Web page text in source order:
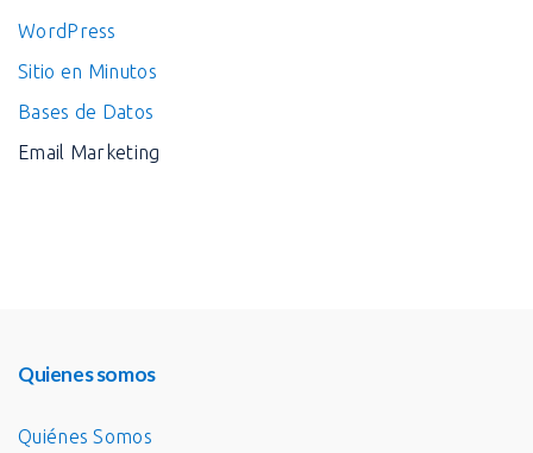
WordPress
Sitio en Minutos
Bases de Datos
Email Marketing
Quienes somos
Quiénes Somos